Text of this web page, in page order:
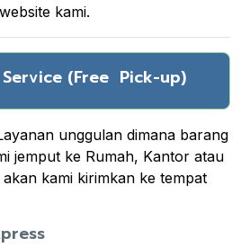
kami.
(Free Pick-up)
unggulan dimana barang
jemput ke Rumah, Kantor atau
kami kirimkan ke tempat